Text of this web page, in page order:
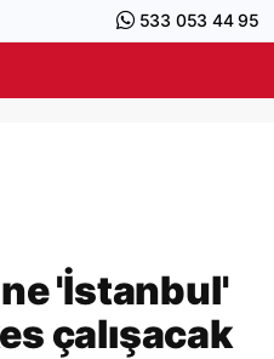
533 053 44 95
'İstanbul'
çalışacak